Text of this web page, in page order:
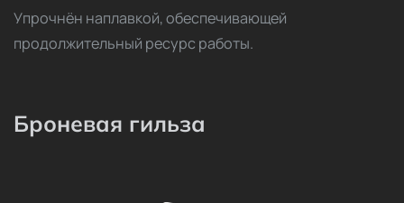
Упрочнён наплавкой, обеспечивающей
продолжительный ресурс работы.
Броневая гильза